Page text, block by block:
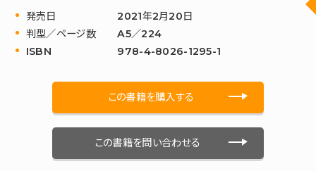
発売日
2021年2月20日
判型／ページ数
A5／224
ISBN
978-4-8026-1295-1
この書籍を購入する
この書籍を問い合わせる